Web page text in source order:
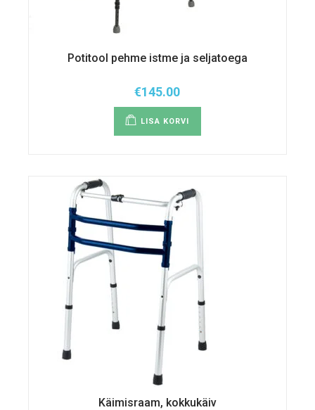
Potitool pehme istme ja seljatoega
€145.00
LISA KORVI
Käimisraam, kokkukäiv